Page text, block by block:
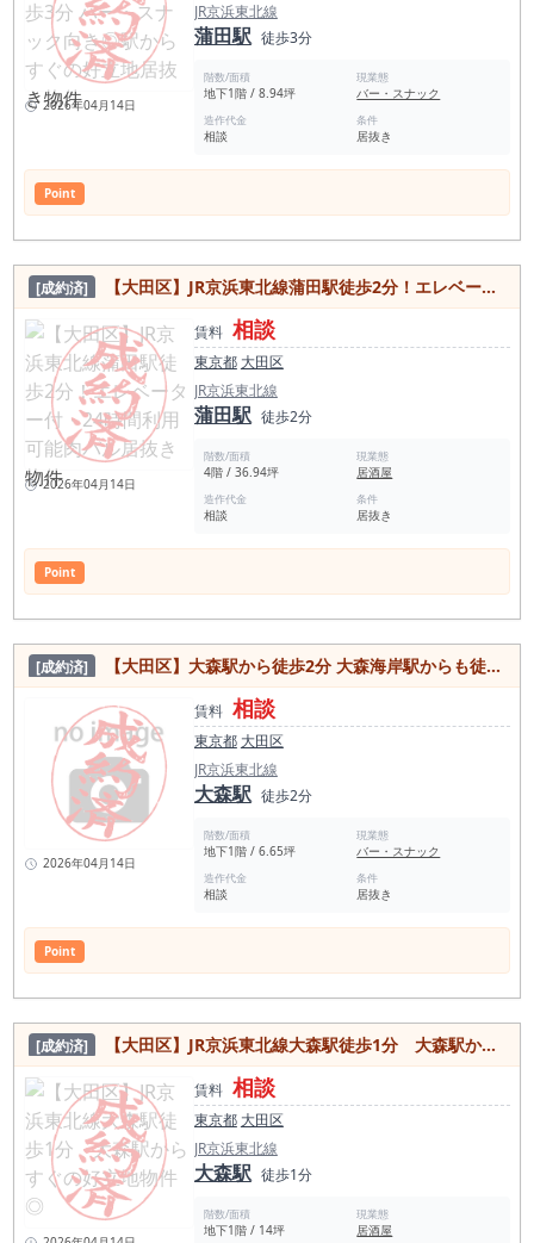
2026年04月14日
JR京浜東北線
蒲田駅 徒歩3分
階数/面積
地下1階 / 8.94坪
現業態
バー・スナック
造作代金
相談
条件
居抜き
Point
[成約済] 【大田区】JR京浜東北線蒲田駅徒歩2分！エレベーター付・24時間利用可能肉バル居抜き物件
2026年04月14日
賃料 相談
東京都 大田区
JR京浜東北線
蒲田駅 徒歩2分
階数/面積
4階 / 36.94坪
現業態
居酒屋
造作代金
相談
条件
居抜き
Point
[成約済] 【大田区】大森駅から徒歩2分 大森海岸駅からも徒歩圏内！スナック内装無償引き渡し居抜き物件
2026年04月14日
賃料 相談
東京都 大田区
JR京浜東北線
大森駅 徒歩2分
階数/面積
地下1階 / 6.65坪
現業態
バー・スナック
造作代金
相談
条件
居抜き
Point
[成約済] 【大田区】JR京浜東北線大森駅徒歩1分 大森駅からすぐの好立地物件◎
賃料 相談
東京都 大田区
JR京浜東北線
大森駅 徒歩1分
階数/面積
地下1階 / 14坪
現業態
居酒屋